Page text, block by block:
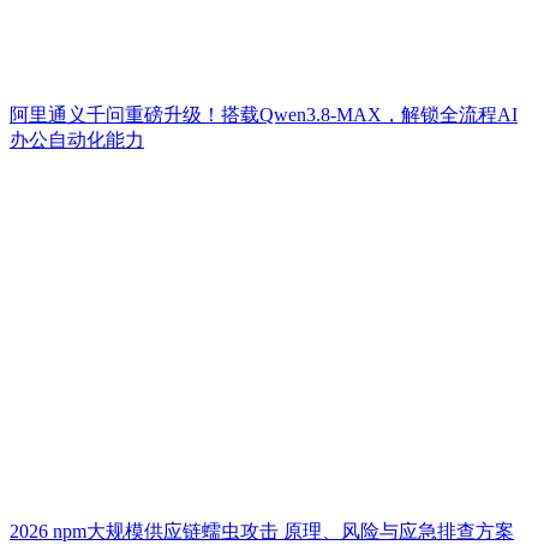
阿里通义千问重磅升级！搭载Qwen3.8-MAX，解锁全流程AI
办公自动化能力
2026 npm大规模供应链蠕虫攻击 原理、风险与应急排查方案